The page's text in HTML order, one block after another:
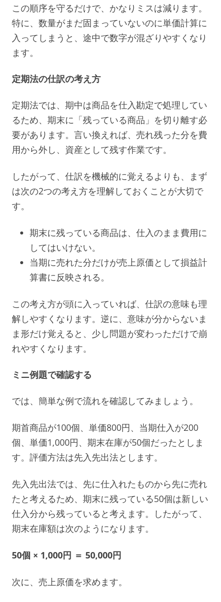
この順序を守るだけで、かなりミスは減ります。
特に、数量がまだ固まっていないのに単価計算に
入ってしまうと、途中で数字が混ざりやすくなり
ます。
定期法の仕訳の考え方
定期法では、期中は商品を仕入勘定で処理してい
るため、期末に「残っている商品」を切り離す必
要があります。言い換えれば、売れ残った分を費
用から外し、資産として残す作業です。
したがって、仕訳を機械的に覚えるよりも、まず
は次の2つの考え方を理解しておくことが大切で
す。
期末に残っている商品は、仕入のまま費用に
してはいけない。
当期に売れた分だけが売上原価として損益計
算書に反映される。
この考え方が頭に入っていれば、仕訳の意味も理
解しやすくなります。逆に、意味が分からないま
ま形だけ覚えると、少し問題が変わっただけで崩
れやすくなります。
ミニ例題で確認する
では、簡単な例で流れを確認してみましょう。
期首商品が100個、単価800円、当期仕入が200
個、単価1,000円、期末在庫が50個だったとしま
す。評価方法は先入先出法とします。
先入先出法では、先に仕入れたものから先に売れ
たと考えるため、期末に残っている50個は新しい
仕入分から残っていると考えます。したがって、
期末在庫額は次のようになります。
50個 × 1,000円 ＝ 50,000円
次に、売上原価を求めます。